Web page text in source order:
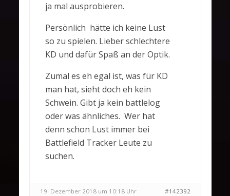
ja mal ausprobieren.
Persönlich hätte ich keine Lust
so zu spielen. Lieber schlechtere
KD und dafür Spaß an der Optik.
Zumal es eh egal ist, was für KD
man hat, sieht doch eh kein
Schwein. Gibt ja kein battlelog
oder was ähnliches. Wer hat
denn schon Lust immer bei
Battlefield Tracker Leute zu
suchen.
19. Dezember 2018 um 10:18 Uhr #142392